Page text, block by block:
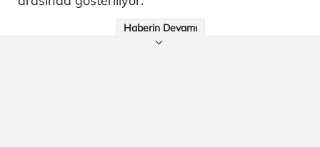
Haberin Devamı